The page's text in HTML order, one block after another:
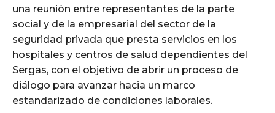
una reunión entre representantes de la parte
social y de la empresarial del sector de la
seguridad privada que presta servicios en los
hospitales y centros de salud dependientes del
Sergas, con el objetivo de abrir un proceso de
diálogo para avanzar hacia un marco
estandarizado de condiciones laborales.